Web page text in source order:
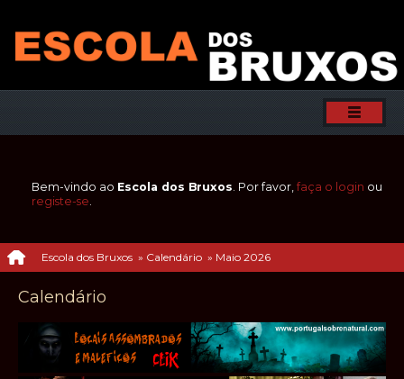
Bem-vindo ao Escola dos Bruxos. Por favor, faça o login ou
registe-se.
Escola dos Bruxos » Calendário » Maio 2026
Calendário